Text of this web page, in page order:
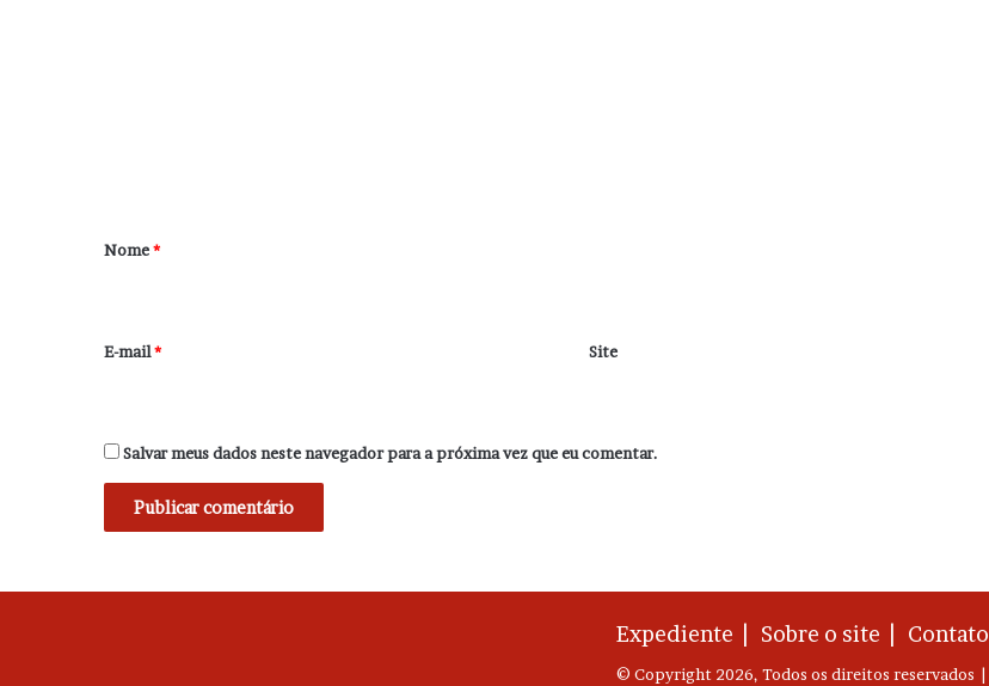
r
*
Nome*
E-mail* Site
Salvar meus dados neste navegador para a próxima vez que eu comentar.
Expediente | Sobre o site | Contato
© Copyright 2026, Todos os direitos reservados |